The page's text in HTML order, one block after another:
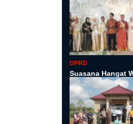
DPRD
Suasana Hangat